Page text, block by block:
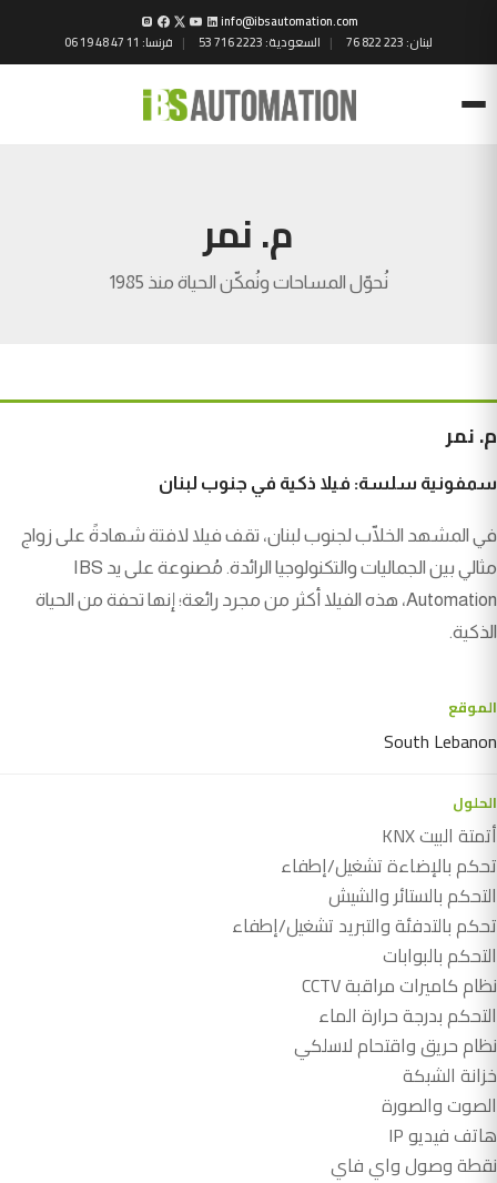
info@ibsautomation.com
لبنان: 76 822 223 السعودية: 53 716 2223 فرنسا: 06 19 48 47 11
Menu
م. نمر
نُحوّل المساحات ونُمكّن الحياة منذ 1985
م. نمر
سمفونية سلسة: فيلا ذكية في جنوب لبنان
في المشهد الخلّاب لجنوب لبنان، تقف فيلا لافتة شهادةً على زواج
مثالي بين الجماليات والتكنولوجيا الرائدة. مُصنوعة على يد IBS
Automation، هذه الفيلا أكثر من مجرد رائعة؛ إنها تحفة من الحياة
الذكية.
الموقع
South Lebanon
الحلول
أتمتة البيت KNX
تحكم بالإضاءة تشغيل/إطفاء
التحكم بالستائر والشيش
تحكم بالتدفئة والتبريد تشغيل/إطفاء
التحكم بالبوابات
نظام كاميرات مراقبة CCTV
التحكم بدرجة حرارة الماء
نظام حريق واقتحام لاسلكي
خزانة الشبكة
الصوت والصورة
هاتف فيديو IP
نقطة وصول واي فاي